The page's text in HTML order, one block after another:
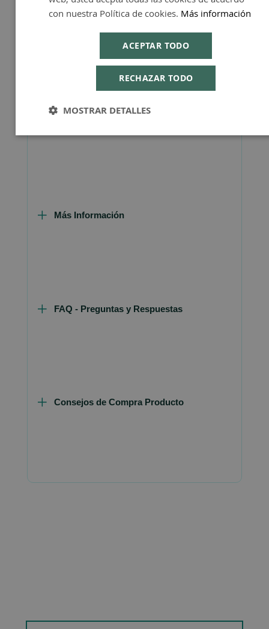
Contraindicaciones ninguna
insuficiencia
Reacciones
ninguna
alergias
alimentarias
necesaria
Más Información
FAQ - Preguntas y Respuestas
Consejos de Compra Producto
con nuestra Política de cookies. Más información
ACEPTAR TODO
RECHAZAR TODO
MOSTRAR DETALLES